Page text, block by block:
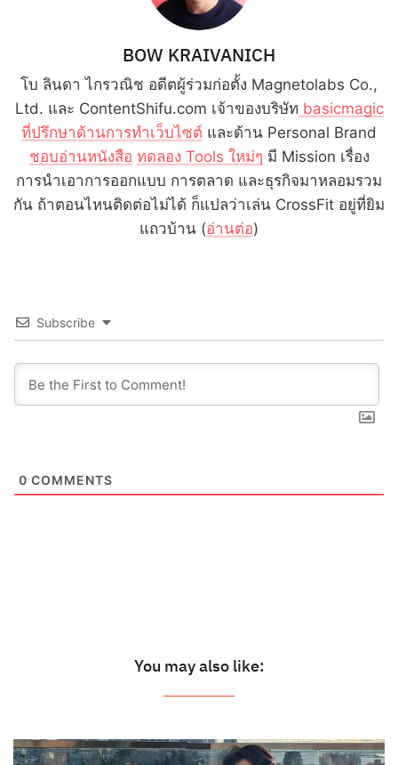
BOW KRAIVANICH
โบ ลินดา ไกรวณิช อดีตผู้ร่วมก่อตั้ง Magnetolabs Co.,
Ltd. และ ContentShifu.com เจ้าของบริษัท basicmagic
ที่ปรึกษาด้านการทำเว็บไซต์ และด้าน Personal Brand
ชอบอ่านหนังสือ ทดลอง Tools ใหม่ๆ มี Mission เรื่อง
การนำเอาการออกแบบ การตลาด และธุรกิจมาหลอมรวม
กัน ถ้าตอนไหนติดต่อไม่ได้ ก็แปลว่าเล่น CrossFit อยู่ที่ยิม
แถวบ้าน (อ่านต่อ)
Subscribe
0 COMMENTS
You may also like: